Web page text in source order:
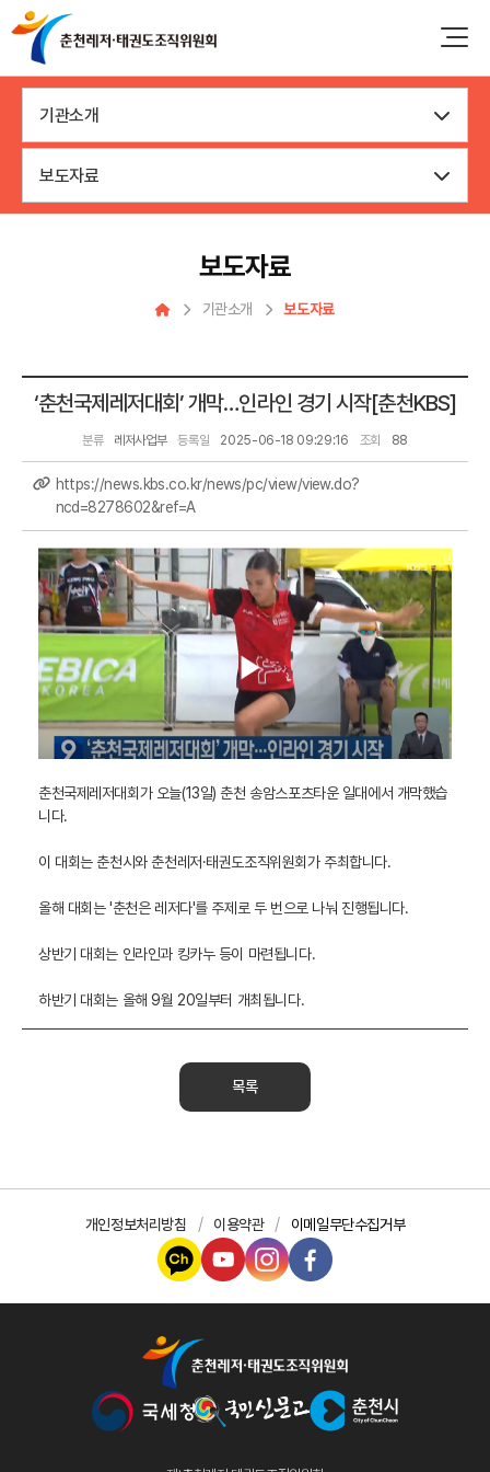
기관소개
보도자료
보도자료
기관소개 보도자료
‘춘천국제레저대회’ 개막…인라인 경기 시작[춘천KBS]
분류 레저사업부 등록일 2025-06-18 09:29:16 조회 88
https://news.kbs.co.kr/news/pc/view/view.do?
ncd=8278602&ref=A
춘천국제레저대회가 오늘(13일) 춘천 송암스포츠타운 일대에서 개막했습
니다.
이 대회는 춘천시와 춘천레저·태권도조직위원회가 주최합니다.
올해 대회는 '춘천은 레저다'를 주제로 두 번으로 나눠 진행됩니다.
상반기 대회는 인라인과 킹카누 등이 마련됩니다.
하반기 대회는 올해 9월 20일부터 개최됩니다.
목록
개인정보처리방침 이용약관 이메일무단수집거부